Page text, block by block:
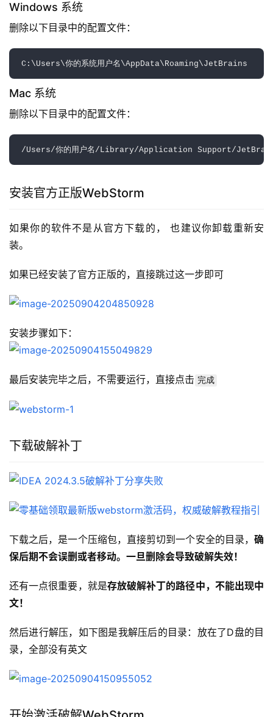
Windows 系统
删除以下目录中的配置文件：
Mac 系统
删除以下目录中的配置文件：
安装官方正版WebStorm
如果你的软件不是从官方下载的， 也建议你卸载重新安
装。
如果已经安装了官方正版的，直接跳过这一步即可
安装步骤如下：
最后安装完毕之后，不需要运行，直接点击 完成
下载破解补丁
下载之后，是一个压缩包，直接剪切到一个安全的目录， 确
保后期不会误删或者移动。一旦删除会导致破解失效！
还有一点很重要，就是存放破解补丁的路径中，不能出现中
文！
然后进行解压，如下图是我解压后的目录：放在了D盘的目
录，全部没有英文